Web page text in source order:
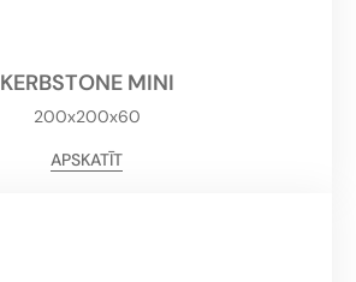
KERBSTONE MINI
200x200x60
APSKATĪT